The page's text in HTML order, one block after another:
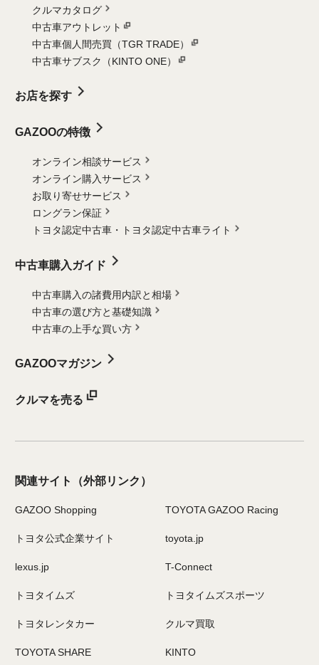
クルマカタログ
中古車アウトレット
中古車個人間売買（TGR TRADE）
中古車サブスク（KINTO ONE）
お店を探す
GAZOOの特徴
オンライン相談サービス
オンライン購入サービス
お取り寄せサービス
ロングラン保証
トヨタ認定中古車・
トヨタ認定中古車ライト
中古車購入ガイド
中古車購入の諸費用内訳と相場
中古車の選び方と基礎知識
中古車の上手な買い方
GAZOOマガジン
クルマを売る
関連サイト （外部リンク）
GAZOO Shopping TOYOTA GAZOO Racing
トヨタ公式企業サイト toyota.jp
lexus.jp T-Connect
トヨタイムズ トヨタイムズスポーツ
トヨタレンタカー クルマ買取
TOYOTA SHARE KINTO